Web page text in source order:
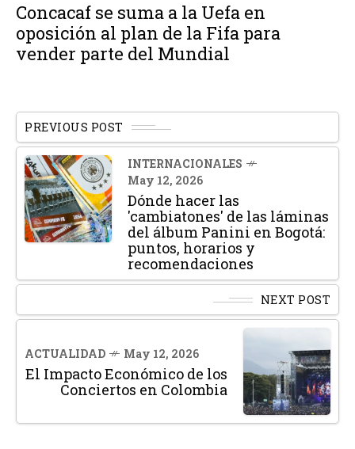
Concacaf se suma a la Uefa en
oposición al plan de la Fifa para
vender parte del Mundial
PREVIOUS POST
INTERNACIONALES
May 12, 2026
Dónde hacer las
'cambiatones' de las láminas
del álbum Panini en Bogotá:
puntos, horarios y
recomendaciones
NEXT POST
ACTUALIDAD May 12, 2026
El Impacto Económico de los
Conciertos en Colombia